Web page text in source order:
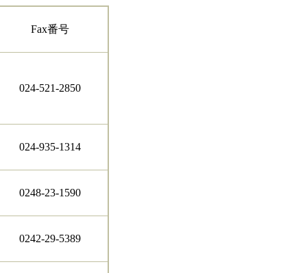
Fax番号
024-521-2850
024-935-1314
0248-23-1590
0242-29-5389